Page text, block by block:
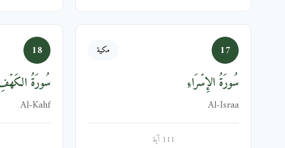
17 مكية
سُورَةُ الإِسۡرَاءِ
Al-Israa
111 آية
18
سُورَةُ
Al-Kahf